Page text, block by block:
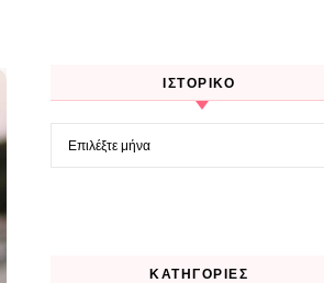
ΙΣΤΟΡΙΚΌ
Ιστορικό
KΑΤΗΓΟΡΊΕΣ